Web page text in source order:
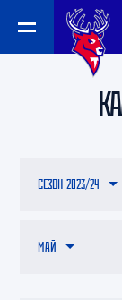
МАЙ
СЕЗОН 2023/24